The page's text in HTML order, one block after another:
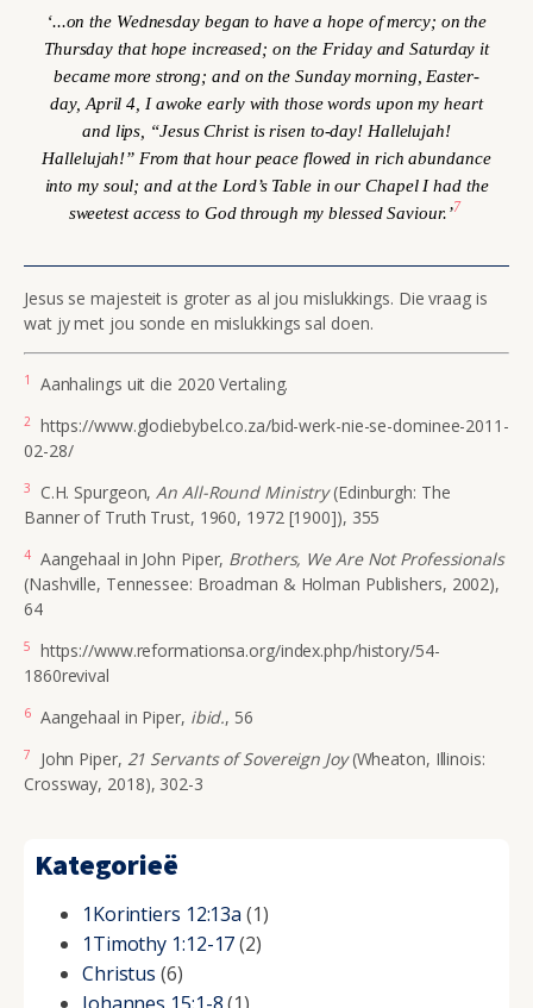
‘...on the Wednesday began to have a hope of mercy; on the
Thursday that hope increased; on the Friday and Saturday it
became more strong; and on the Sunday morning, Easter-
day, April 4, I awoke early with those words upon my heart
and lips, “Jesus Christ is risen to-day! Hallelujah!
Hallelujah!” From that hour peace flowed in rich abundance
into my soul; and at the Lord’s Table in our Chapel I had the
sweetest access to God through my blessed Saviour.’7
Jesus se majesteit is groter as al jou mislukkings. Die vraag is
wat jy met jou sonde en mislukkings sal doen.
1 Aanhalings uit die 2020 Vertaling.
2https://www.glodiebybel.co.za/bid-werk-nie-se-dominee-2011-
02-28/
3 C.H. Spurgeon,An All-Round Ministry(Edinburgh: The
Banner of Truth Trust, 1960, 1972 [1900]), 355
4Aangehaal in John Piper, Brothers, We Are Not Professionals
(Nashville, Tennessee: Broadman & Holman Publishers, 2002),
64
5
https://www.reformationsa.org/index.php/history/54-
1860revival
6Aangehaal in Piper, ibid., 56
7 John Piper, 21 Servants of Sovereign Joy(Wheaton, Illinois:
Crossway, 2018), 302-3
Kategorieë
1Korintiers 12:13a (1)
1Timothy 1:12-17(2)
Christus (6)